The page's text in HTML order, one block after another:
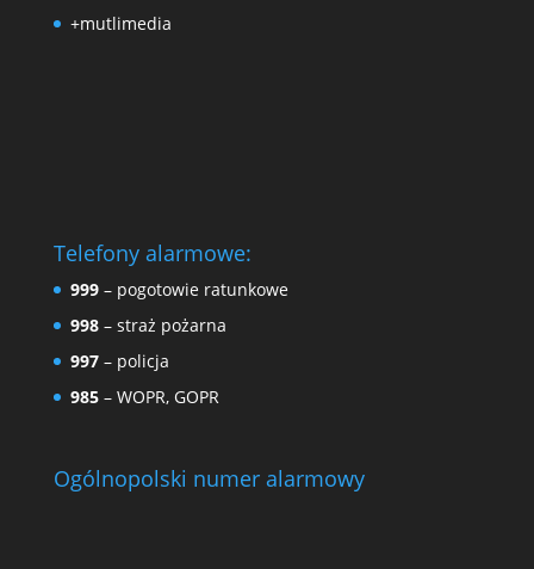
+mutlimedia
Telefony alarmowe:
999– pogotowie ratunkowe
998– straż pożarna
997– policja
985– WOPR, GOPR
Ogólnopolski numer alarmowy